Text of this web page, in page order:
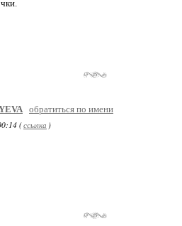
обратиться по имени
(ссылка )